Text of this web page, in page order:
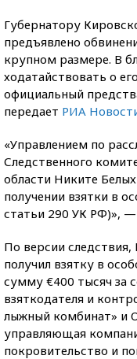
Губернатору
предъявлено
крупном размере. В
ходатайствовать о
официальный
передает РИА
«Управлением по
Следственного
области Никите
получении взятки в
статьи 290 УК РФ)», —
По версии следствия,
получил взятку в
сумму €400 тысяч за
взяткодателя и
лыжный комбинат» и
управляющая
покровительство и